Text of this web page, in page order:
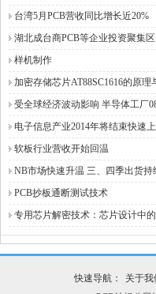
台湾5月PCB营收同比增长近20%
湖北成台商PCB等企业投资聚集区
样机制作
加密存储芯片AT88SC1616的原理
受全球经济波动影响 半导体工厂
电子信息产业2014年将结束快速
软板行业营收开始回温
NB市场快速升温 三、四季出货持
PCB抄板通断测试技术
专用芯片解密技术：芯片设计中
快速导航：
关于我